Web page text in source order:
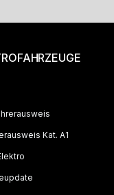
Kat. A1